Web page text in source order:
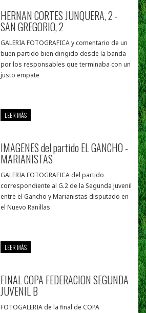
HERNAN CORTES JUNQUERA, 2 -
SAN GREGORIO, 2
GALERIA FOTOGRAFICA y comentario de un
buen partido bien dirigido desde la banda
por los responsables que terminaba con un
justo empate
LEER MÁS
IMAGENES del partido EL GANCHO -
MARIANISTAS
GALERIA FOTOGRAFICA del partido
correspondiente al G.2 de la Segunda Juvenil
entre el Gancho y Marianistas disputado en
el Nuevo Ranillas
LEER MÁS
FINAL COPA FEDERACION SEGUNDA
JUVENIL B
FOTOGALERIA de la final de COPA